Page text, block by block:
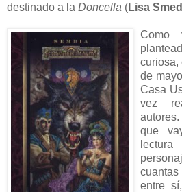
destinado a la Doncella (Lisa
Como
curiosa,
de
Casa
vez
que
entre